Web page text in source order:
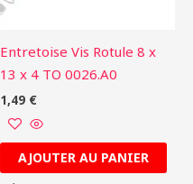
Entretoise Vis Rotule 8 x
13 x 4 TO 0026.A0
1,49 €
AJOUTER AU PANIER